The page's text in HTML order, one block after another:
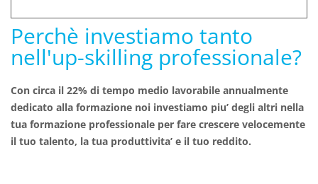
Perchè investiamo tanto
nell'up-skilling professionale?
Con circa il 22% di tempo medio lavorabile annualmente
dedicato alla formazione noi investiamo piu’ degli altri nella
tua formazione professionale per fare crescere velocemente
il tuo talento, la tua produttivita’ e il tuo reddito.